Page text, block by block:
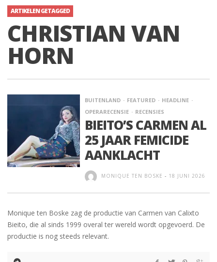
ARTIKELEN GETAGGED
CHRISTIAN VAN
HORN
BUITENLAND FEATURED
HEADLINE
OPERARECENSIE
RECENSIES
BIEITO’S CARMEN AL
25 JAAR FEMICIDE
AANKLACHT
MONIQUE TEN BOSKE - 18 JUNI 2026
Monique ten Boske zag de productie van Carmen van Calixto
Bieito, die al sinds 1999 overal ter wereld wordt opgevoerd. De
productie is nog steeds relevant.